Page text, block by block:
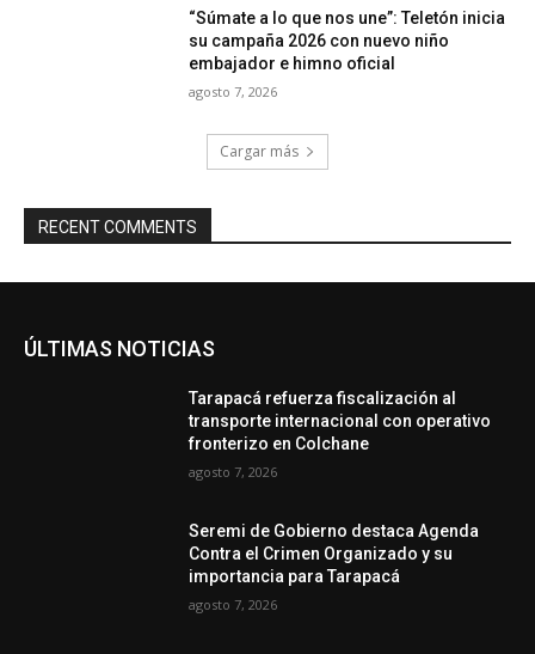
“Súmate a lo que nos une”: Teletón inicia
su campaña 2026 con nuevo niño
embajador e himno oficial
agosto 7, 2026
Cargar más
RECENT COMMENTS
ÚLTIMAS NOTICIAS
Tarapacá refuerza fiscalización al
transporte internacional con operativo
fronterizo en Colchane
agosto 7, 2026
Seremi de Gobierno destaca Agenda
Contra el Crimen Organizado y su
importancia para Tarapacá
agosto 7, 2026